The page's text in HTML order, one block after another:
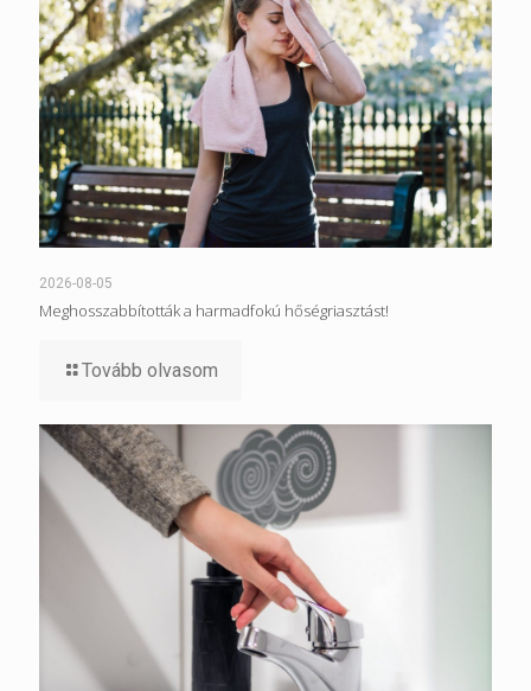
2026-08-05
Meghosszabbították a harmadfokú hőségriasztást!
Tovább olvasom